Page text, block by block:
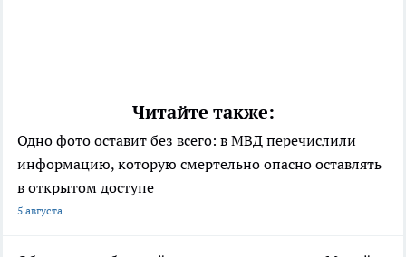
Читайте также:
Одно фото оставит без всего: в МВД перечислили
информацию, которую смертельно опасно оставлять
в открытом доступе
5 августа